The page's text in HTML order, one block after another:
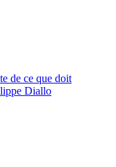
de ce que doit
Diallo